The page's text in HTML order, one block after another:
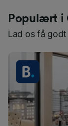
Populært i
Lad os få